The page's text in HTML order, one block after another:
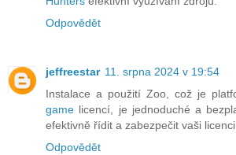
Odpovědět
jeffreestar 11. srpna 2024 v 19:54
Instalace a použití Zoo, což je
game licencí, je jednoduché a
efektivně řídit a zabezpečit vaši
Odpovědět